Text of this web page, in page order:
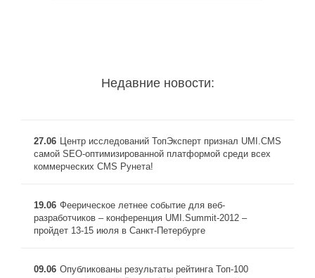
Недавние новости:
27.06
Центр исследований ТопЭксперт признал UMI.CMS
самой SEO-оптимизированной платформой среди всех
коммерческих CMS Рунета!
19.06 Феерическое летнее событие для веб-
разработчиков – конференция UMI.Summit-2012 –
пройдет 13-15 июля в Санкт-Петербурге
09.06 Опубликованы результаты рейтинга Toп-100